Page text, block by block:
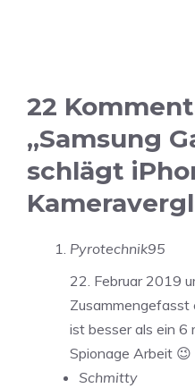
22
„Samsung
schlägt
Pyrotechnik95
22. Februar 2019
ist besser als ein 6
Spionage Arbeit 😉
Schmitty